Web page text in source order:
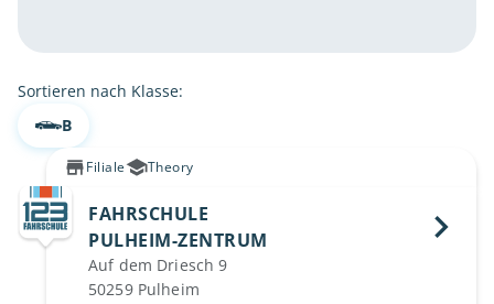
Sortieren nach Klasse:
B
Filiale Theory
FAHRSCHULE
PULHEIM-ZENTRUM
Auf dem Driesch 9
50259 Pulheim